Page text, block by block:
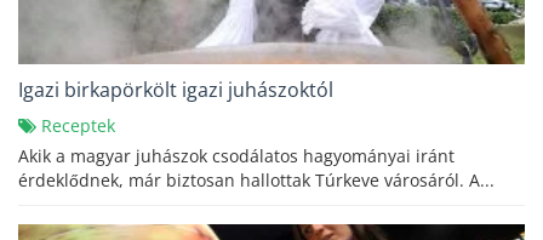
Igazi birkapörkölt igazi juhászoktól
Receptek
Akik a magyar juhászok csodálatos hagyományai iránt
érdeklődnek, már biztosan hallottak Túrkeve városáról. A...